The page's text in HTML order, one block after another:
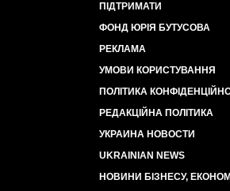
ПІДТРИМАТИ
ФОНД ЮРІЯ БУТУСОВА
РЕКЛАМА
УМОВИ КОРИСТУВАННЯ
ПОЛІТИКА
РЕДАКЦІЙНА ПОЛІТИКА
УКРАИНА НОВОСТИ
UKRAINIAN NEWS
НОВИНИ БІЗНЕСУ,